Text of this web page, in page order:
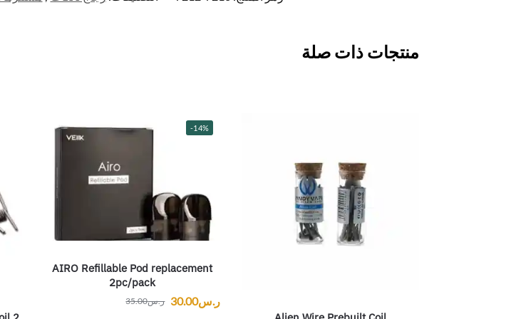
منتجات ذات صلة
-14%
AIRO Refillable Pod replacement
2pc/pack
ر.س35.00 ر.س30.00